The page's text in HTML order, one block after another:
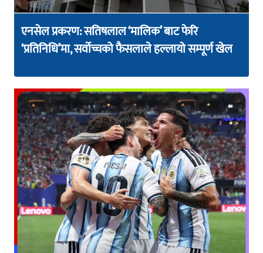
एनसेल प्रकरण: सतिषलाल ‘मालिक’ बाट फेरि
‘प्रतिनिधि’मा, सर्वोच्चको फैसलाले हल्लायो सम्पूर्ण खेल